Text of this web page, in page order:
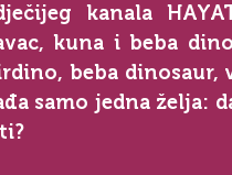
kanala
kuna i beba
beba
samo jedna